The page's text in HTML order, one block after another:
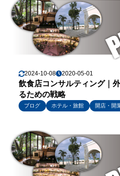
2024-10-08 2020-05-01
飲食店コンサルティング｜
るための戦略
ブログ ホテル・旅館 開店・開